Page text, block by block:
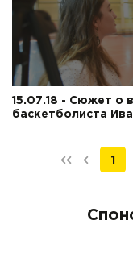
15.07.18 - Сюжет о
баскетболиста
1